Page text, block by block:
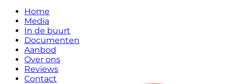
Home
Media
In de buurt
Documenten
Aanbod
Over ons
Reviews
Contact